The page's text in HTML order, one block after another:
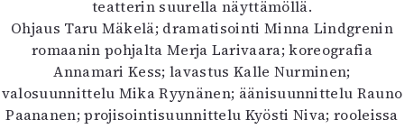
Oulu2026
Näyttelyt
Musiikki
Levyt
Kuvataide
teatterin suurella näyttämöllä.
Ohjaus Taru Mäkelä; dramatisointi Minna Lindgrenin
romaanin pohjalta Merja Larivaara; koreografia
Annamari Kess; lavastus Kalle Nurminen;
valosuunnittelu Mika Ryynänen; äänisuunnittelu Rauno
Paananen; projisointisuunnittelu Kyösti Niva; rooleissa